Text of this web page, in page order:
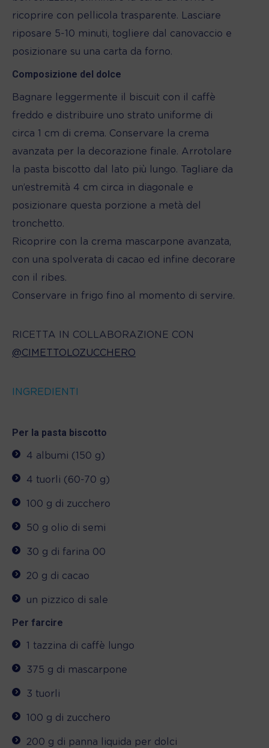
ricoprire con pellicola trasparente. Lasciare
riposare 5-10 minuti, togliere dal canovaccio e
posizionare su una carta da forno.
Composizione del dolce
Bagnare leggermente il biscuit con il caffè
freddo e distribuire uno strato uniforme di
circa 1 cm di crema. Conservare la crema
avanzata per la decorazione finale. Arrotolare
la pasta biscotto dal lato più lungo. Tagliare da
un’estremità 4 cm circa in diagonale e
posizionare questa porzione a metà del
tronchetto.
Ricoprire con la crema mascarpone avanzata,
con una spolverata di cacao ed infine decorare
con il ribes.
Conservare in frigo fino al momento di servire.
RICETTA IN COLLABORAZIONE CON
@CIMETTOLOZUCCHERO
INGREDIENTI
Per la pasta biscotto
4 albumi (150 g)
4 tuorli (60-70 g)
100 g di zucchero
50 g olio di semi
30 g di farina 00
20 g di cacao
un pizzico di sale
Per farcire
1 tazzina di caffè lungo
375 g di mascarpone
3 tuorli
100 g di zucchero
200 g di panna liquida per dolci